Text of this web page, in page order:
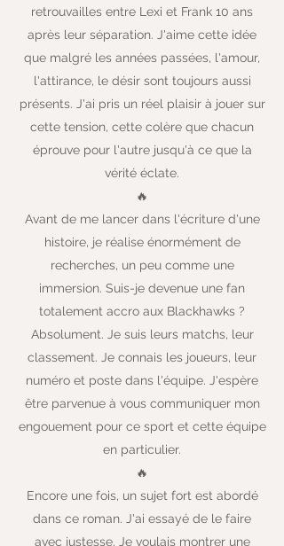
retrouvailles entre Lexi et Frank 10 ans
après leur séparation. J'aime cette idée
que malgré les années passées, l'amour,
l'attirance, le désir sont toujours aussi
présents. J'ai pris un réel plaisir à jouer sur
cette tension, cette colère que chacun
éprouve pour l'autre jusqu'à ce que la
vérité éclate.
🔥
Avant de me lancer dans l'écriture d'une
histoire, je réalise énormément de
recherches, un peu comme une
immersion. Suis-je devenue une fan
totalement accro aux Blackhawks ?
Absolument. Je suis leurs matchs, leur
classement. Je connais les joueurs, leur
numéro et poste dans l'équipe. J'espère
être parvenue à vous communiquer mon
engouement pour ce sport et cette équipe
en particulier.
🔥
Encore une fois, un sujet fort est abordé
dans ce roman. J'ai essayé de le faire
avec justesse. Je voulais montrer une